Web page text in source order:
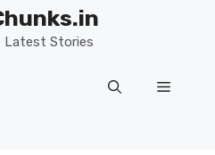
Latest Stories
Menu